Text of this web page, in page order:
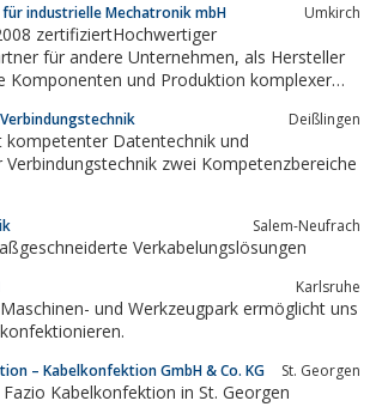
industrielle Mechatronik mbH Umkirch
andere Unternehmen, als Hersteller
Komponenten und Produktion komplexer
und Produktion von Mecanum
für...
Deißlingen
Datentechnik und
Verbindungstechnik zwei Kompetenzbereiche
Salem-Neufrach
Verkabelungslösungen
Karlsruhe
und Werkzeugpark ermöglicht uns
– Kabelkonfektion GmbH & Co. KG St. Georgen
Kabelkonfektion in St. Georgen